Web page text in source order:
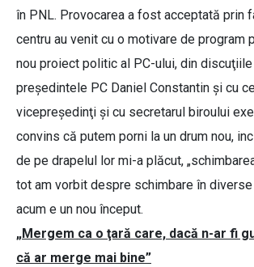
în PNL. Provocarea a fost acceptată prin
centru au venit cu o motivare de program
nou proiect politic al PC-ului, din
preşedintele PC Daniel Constantin şi cu
vicepreşedinţi şi cu secretarul biroului
convins că putem porni la un drum nou,
de pe drapelul lor mi-a plăcut,
tot am vorbit despre schimbare în
acum e un nou început.
„Mergem ca o ţară care, dacă n-ar fi
că ar merge mai bine”